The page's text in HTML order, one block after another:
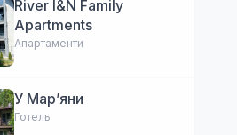
River I&N Family
Apartments
Апартаменти
У Марʼяни
Готель